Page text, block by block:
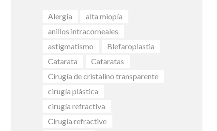
Alergia
alta miopía
anillos intracorneales
astigmatismo
Blefaroplastia
Catarata
Cataratas
Cirugía de cristalino transparente
cirugía plástica
cirugía refractiva
Cirugía refractive